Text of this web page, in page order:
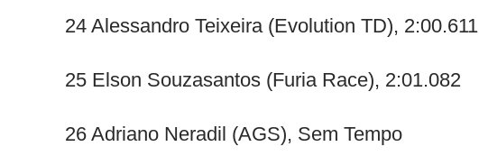
24 Alessandro Teixeira (Evolution TD), 2:00.611
25 Elson Souzasantos (Furia Race), 2:01.082
26 Adriano Neradil (AGS), Sem Tempo